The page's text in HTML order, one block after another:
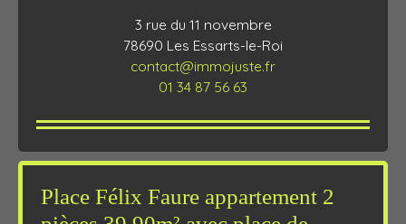
3 rue du 11 novembre
78690 Les Essarts-le-Roi
contact@immojuste.fr
01 34 87 56 63
Place Félix Faure appartement 2